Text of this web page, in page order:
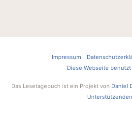
Impressum
Diese Webseite
Das Lesetagebuch ist ein Projekt von Daniel